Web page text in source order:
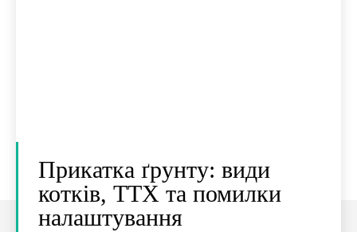
Прикатка ґрунту: види
котків, ТТХ та помилки
налаштування